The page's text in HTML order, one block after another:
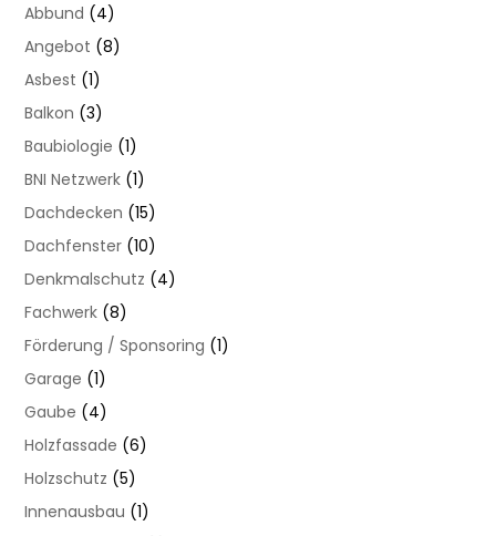
Abbund (4)
Angebot (8)
Asbest (1)
Balkon (3)
Baubiologie (1)
BNI Netzwerk (1)
Dachdecken (15)
Dachfenster (10)
Denkmalschutz (4)
Fachwerk (8)
Förderung / Sponsoring (1)
Garage (1)
Gaube (4)
Holzfassade (6)
Holzschutz (5)
Innenausbau (1)